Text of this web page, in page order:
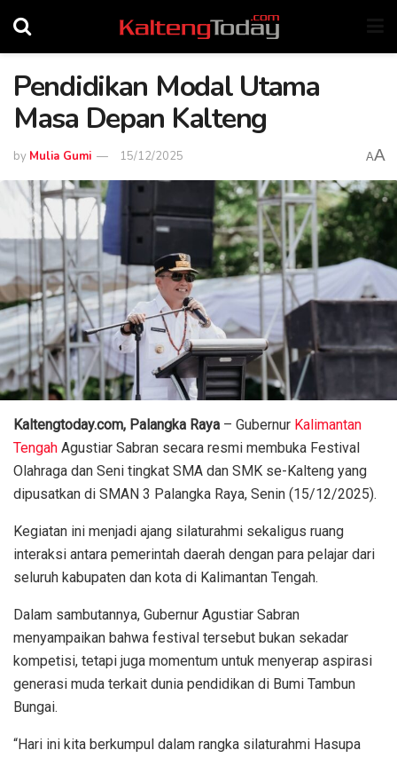
Pendidikan Modal Utama
Masa Depan Kalteng
by Mulia Gumi 15/12/2025 AA
Kaltengtoday.com, Palangka Raya – Gubernur Kalimantan
Tengah Agustiar Sabran secara resmi membuka Festival
Olahraga dan Seni tingkat SMA dan SMK se-Kalteng yang
dipusatkan di SMAN 3 Palangka Raya, Senin (15/12/2025).
Kegiatan ini menjadi ajang silaturahmi sekaligus ruang
interaksi antara pemerintah daerah dengan para pelajar dari
seluruh kabupaten dan kota di Kalimantan Tengah.
Dalam sambutannya, Gubernur Agustiar Sabran
menyampaikan bahwa festival tersebut bukan sekadar
kompetisi, tetapi juga momentum untuk menyerap aspirasi
generasi muda terkait dunia pendidikan di Bumi Tambun
Bungai.
“Hari ini kita berkumpul dalam rangka silaturahmi Hasupa